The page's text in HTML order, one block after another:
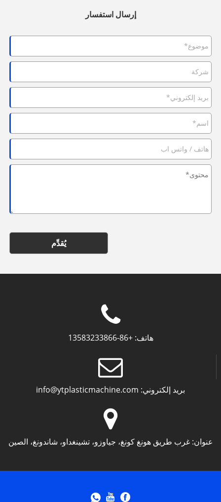
إرسال استفسار
يُقدِّم
هاتف: +86-13583233866
بريد إلكتروني: info@ytplasticmachine.com
عنوان: غرب طريق هونغ كونغ، جياوزو، تشينغداو، شاندونغ، الصين